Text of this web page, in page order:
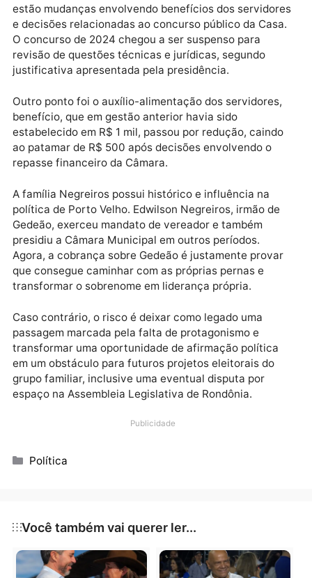
estariam encontrando espaço para impor suas
e conduzir debates, deixando a presidência em uma
posição desconfortável.
As medidas administrativas adotadas pela atual
também passaram a alimentar o desgaste. Entre
estão mudanças envolvendo benefícios dos
e decisões relacionadas ao concurso público da
O concurso de 2024 chegou a ser suspenso para
revisão de questões técnicas e jurídicas, segundo
Outro ponto foi o auxílio-alimentação dos
benefício, que em gestão anterior havia sido
estabelecido em R$ 1 mil, passou por redução,
ao patamar de R$ 500 após decisões envolvendo o
repasse financeiro da Câmara.
A família Negreiros possui histórico e influência na
política de Porto Velho. Edwilson Negreiros, irmão de
Gedeão, exerceu mandato de vereador e também
presidiu a Câmara Municipal em outros períodos.
Agora, a cobrança sobre Gedeão é justamente
que consegue caminhar com as próprias pernas e
transformar o sobrenome em liderança própria.
Caso contrário, o risco é deixar como legado uma
grupo familiar, inclusive uma eventual disputa por
espaço na Assembleia Legislativa de Rondônia.
Publicidade